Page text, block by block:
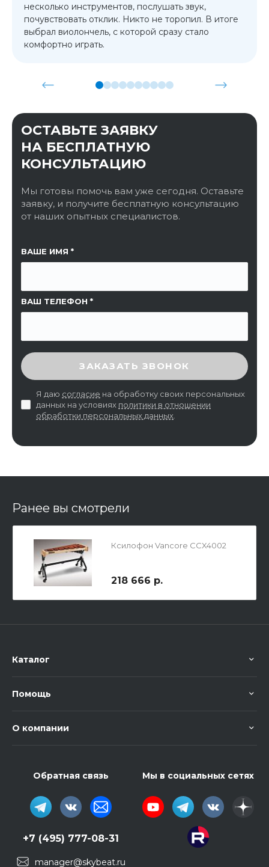
несколько инструментов, послушать звук,
почувствовать отклик. Никто не торопил. В итоге
выбрал виолончель, с которой сразу стало
комфортно играть.
ОСТАВЬТЕ ЗАЯВКУ
НА БЕСПЛАТНУЮ
КОНСУЛЬТАЦИЮ
Мы готовы помочь вам уже сегодня. Оставьте
заявку, и получите бесплатную консультацию
от наших опытных специалистов.
ВАШЕ ИМЯ
ВАШ ТЕЛЕФОН
ССЫЛКА НА СТРАНИЦУ
ВВЕДИТЕ ПРОВЕРОЧНЫЙ КОД
ЗАКАЗАТЬ ЗВОНОК
Я даю согласие на обработку своих персональных
данных на условиях политики в отношении
обработки персональных данных
Ранее вы смотрели
Ксилофон Vancore CCX4002
218 666 р.
Каталог
Помощь
О компании
Обратная связь
+7 (495) 777-08-31
manager@skybeat.ru
Мы в социальных сетях